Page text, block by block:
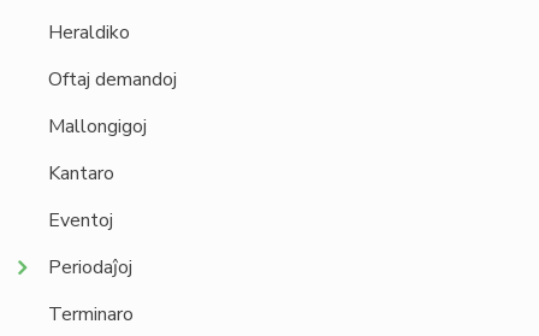
Heraldiko
Oftaj demandoj
Mallongigoj
Kantaro
Eventoj
Periodaĵoj
Terminaro